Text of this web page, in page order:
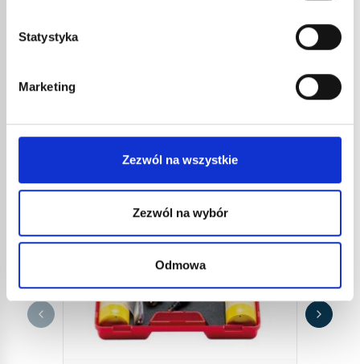
Statystyka
Marketing
Zezwól na wszystkie
Zezwól na wybór
Odmowa